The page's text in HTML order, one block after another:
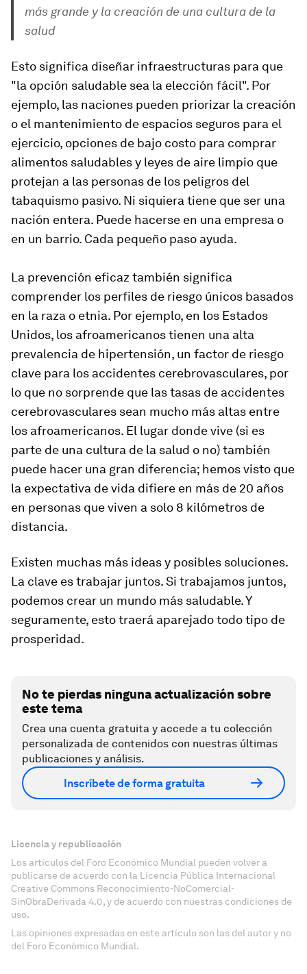
más grande y la creación de una cultura de la
salud
Esto significa diseñar infraestructuras para que
"la opción saludable sea la elección fácil". Por
ejemplo, las naciones pueden priorizar la creación
o el mantenimiento de espacios seguros para el
ejercicio, opciones de bajo costo para comprar
alimentos saludables y leyes de aire limpio que
protejan a las personas de los peligros del
tabaquismo pasivo. Ni siquiera tiene que ser una
nación entera. Puede hacerse en una empresa o
en un barrio. Cada pequeño paso ayuda.
La prevención eficaz también significa
comprender los perfiles de riesgo únicos basados
en la raza o etnia. Por ejemplo, en los Estados
Unidos, los afroamericanos tienen una alta
prevalencia de hipertensión, un factor de riesgo
clave para los accidentes cerebrovasculares, por
lo que no sorprende que las tasas de accidentes
cerebrovasculares sean mucho más altas entre
los afroamericanos. El lugar donde vive (si es
parte de una cultura de la salud o no) también
puede hacer una gran diferencia; hemos visto que
la expectativa de vida difiere en más de 20 años
en personas que viven a solo 8 kilómetros de
distancia.
Existen muchas más ideas y posibles soluciones.
La clave es trabajar juntos. Si trabajamos juntos,
podemos crear un mundo más saludable. Y
seguramente, esto traerá aparejado todo tipo de
prosperidad.
No te pierdas ninguna actualización sobre
este tema
Crea una cuenta gratuita y accede a tu colección
personalizada de contenidos con nuestras últimas
publicaciones y análisis.
Inscríbete de forma gratuita
Licencia y republicación
Los artículos del Foro Económico Mundial pueden volver a
publicarse de acuerdo con la Licencia Pública Internacional
Creative Commons Reconocimiento-NoComercial-
SinObraDerivada 4.0, y de acuerdo con nuestras condiciones de
uso.
Las opiniones expresadas en este artículo son las del autor y no
del Foro Económico Mundial.